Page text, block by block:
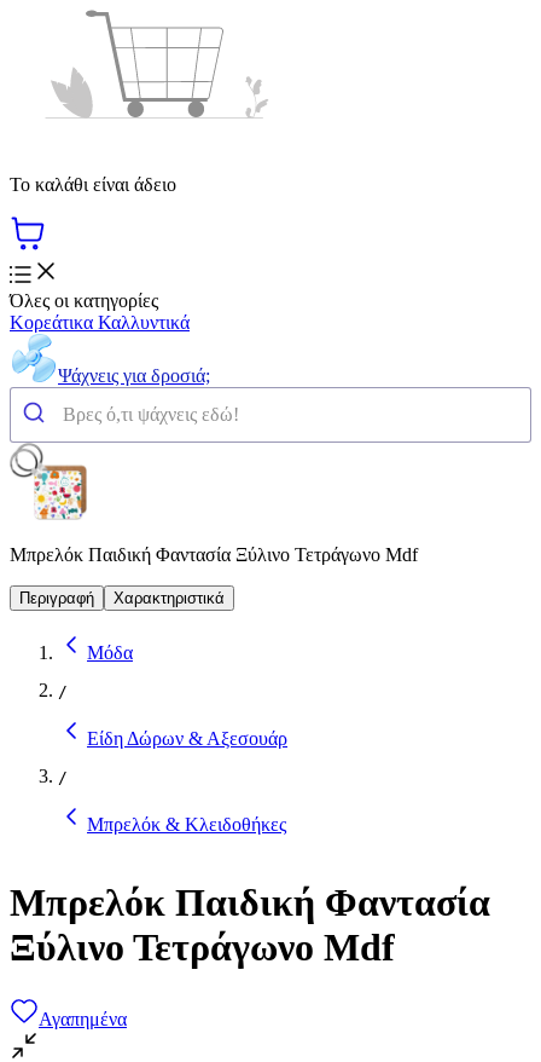
Το καλάθι είναι άδειο
Όλες οι κατηγορίες
Κορεάτικα Καλλυντικά
Ψάχνεις για δροσιά;
Μπρελόκ Παιδική Φαντασία Ξύλινο Τετράγωνο Mdf
Περιγραφή Χαρακτηριστικά
Μόδα
/
Είδη Δώρων & Αξεσουάρ
/
Μπρελόκ & Κλειδοθήκες
Μπρελόκ Παιδική Φαντασία
Ξύλινο Τετράγωνο Mdf
Αγαπημένα